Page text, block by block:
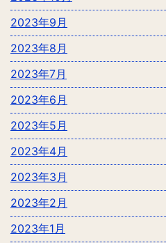
2023年9月
2023年8月
2023年7月
2023年6月
2023年5月
2023年4月
2023年3月
2023年2月
2023年1月